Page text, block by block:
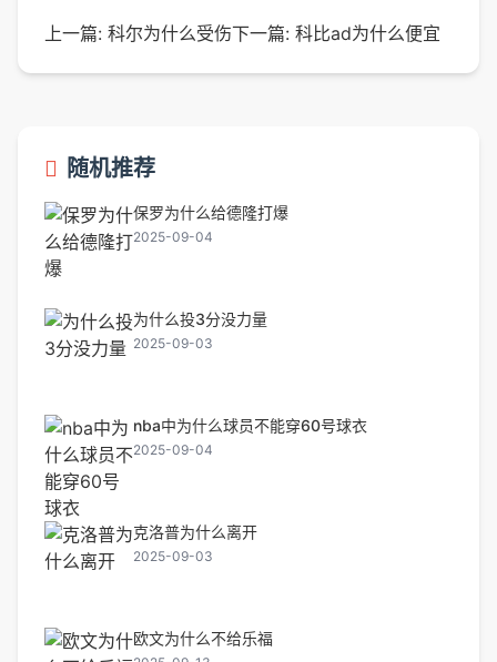
上一篇: 科尔为什么受伤下一篇: 科比ad为什么便宜
随机推荐
保罗为什么给德隆打爆
2025-09-04
为什么投3分没力量
2025-09-03
nba中为什么球员不能穿60号球衣
2025-09-04
克洛普为什么离开
2025-09-03
欧文为什么不给乐福